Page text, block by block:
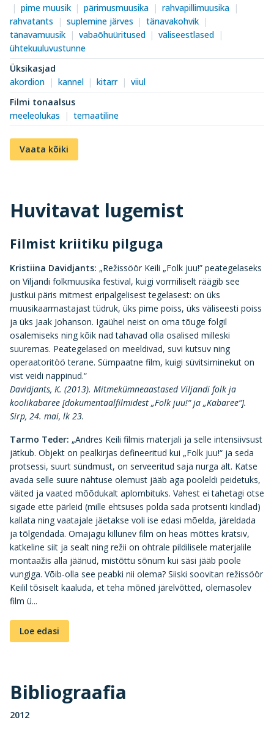
pime muusik pärimusmuusika
rahvapillimuusika
rahvatants
suplemine järves
tänavakohvik
tänavamuusik
vabaõhuüritused
väliseestlased
ühtekuuluvustunne
Üksikasjad
akordion
kannel kitarr
viiul
Filmi tonaalsus
meeleolukas
temaatiline
Vaata kõiki
Huvitavat lugemist
Filmist kriitiku pilguga
Kristiina Davidjants: „Režissöör Keili „Folk juu!” peategelaseks
on Viljandi folkmuusika festival, kuigi vormiliselt räägib see
justkui päris mitmest eripalgelisest tegelasest: on üks
muusikaarmastajast tüdruk, üks pime poiss, üks väliseesti poiss
ja üks Jaak Johanson. Igaühel neist on oma tõuge folgil
osalemiseks ning kõik nad tahavad olla osalised milleski
suuremas. Peategelased on meeldivad, suvi kutsuv ning
operaatoritöö terane. Sümpaatne film, kuigi süvitsiminekut on
vist veidi nappinud.“
Davidjants, K. (2013). Mitmekümneaastased Viljandi folk ja
koolikabaree [dokumentaalfilmidest „Folk juu!“ ja „Kabaree“].
Sirp, 24. mai, lk 23.
Tarmo Teder: „Andres Keili filmis materjali ja selle intensiivsust
jätkub. Objekt on pealkirjas defineeritud kui „Folk juu!“ ja seda
protsessi, suurt sündmust, on serveeritud saja nurga alt. Katse
avada selle suure nähtuse olemust jääb aga pooleldi peidetuks,
väited ja vaated mõõdukalt aplombituks. Vahest ei tahetagi otse
sigade ette pärleid (mille ehtsuses polda sada protsenti kindlad)
kallata ning vaatajale jäetakse voli ise edasi mõelda, järeldada
ja tõlgendada. Omajagu killunev film on heas mõttes kratsiv,
katkeline siit ja sealt ning režii on ohtrale pildilisele materjalile
montaažis alla jäänud, mistõttu sõnum kui säsi jääb poole
vungiga. Võib-olla see peabki nii olema? Siiski soovitan režissöör
Keilil tõsiselt kaaluda, et teha mõned järelvõtted, olemasolev
film ü...
Loe edasi
Bibliograafia
2012